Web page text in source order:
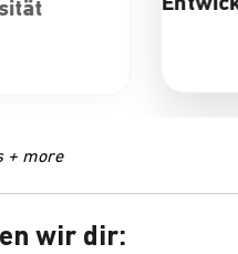
+ more
wir dir: